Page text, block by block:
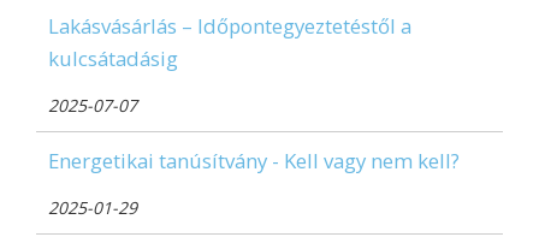
Lakásvásárlás – Időpontegyeztetéstől a
kulcsátadásig
2025-07-07
Energetikai tanúsítvány - Kell vagy nem kell?
2025-01-29